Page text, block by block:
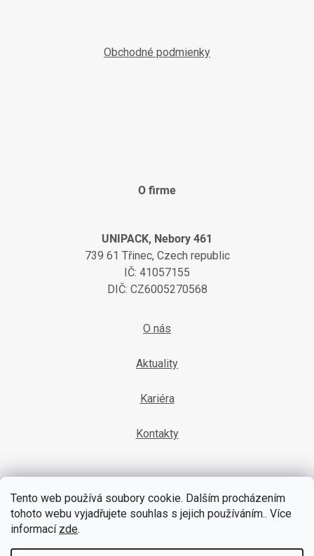
Tento web používá soubory cookie. Dalším procházením
tohoto webu vyjadřujete souhlas s jejich používáním.. Více
informací zde.
Obchodné podmienky
O firme
UNIPACK, Nebory 461
739 61 Třinec, Czech republic
IČ: 41057155
DIČ: CZ6005270568
O nás
Aktuality
Kariéra
Kontakty